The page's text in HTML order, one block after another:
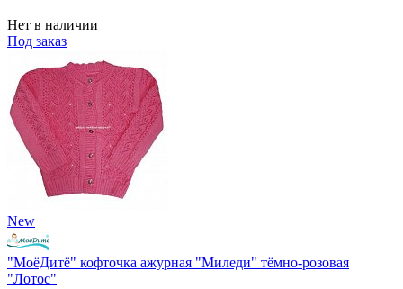
Нет в наличии
Под заказ
New
"МоёДитё" кофточка ажурная "Миледи" тёмно-розовая
"Лотос"